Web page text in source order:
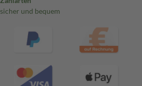
sicher und bequem